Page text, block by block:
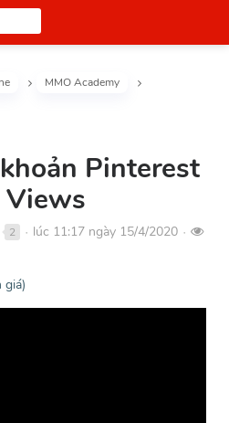
MMO Academy
Pinterest
2 ● lúc 11:17 ngày 15/4/2020 ●
giá)